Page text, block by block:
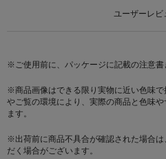
ユーザーレビ
※ご使用前に、パッケージに記載の注意書
※商品画像はできる限り実物に近い色味
やご覧の環境により、実際の商品と色味
ます。
※出荷前に商品不具合が確認された場合
だく場合がございます。